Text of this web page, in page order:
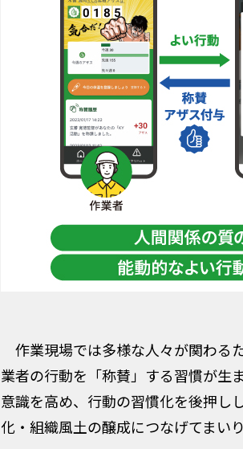
作業現場では多様な人々が関わる
業者の行動を「称賛」する習慣が生
意識を高め、行動の習慣化を後押し
化・組織風土の醸成につなげてまいり